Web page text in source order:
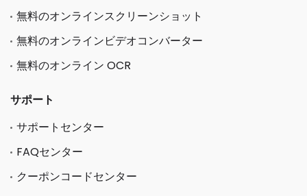
無料のオンラインスクリーンショット
無料のオンラインビデオコンバーター
無料のオンライン OCR
サポート
サポートセンター
FAQセンター
クーポンコードセンター